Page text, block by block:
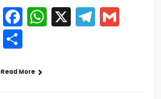
Facebook
WhatsApp
X
Share
Read More